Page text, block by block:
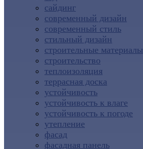
сайдинг
современный дизайн
современный стиль
стильный дизайн
строительные материалы
строительство
теплоизоляция
террасная доска
устойчивость
устойчивость к влаге
устойчивость к погоде
утепление
фасад
фасадная панель